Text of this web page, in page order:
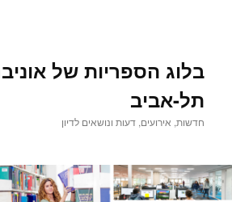
בלוג הספריות של
תל-אביב
חדשות, אירועים, דעות ונושאים לדיון